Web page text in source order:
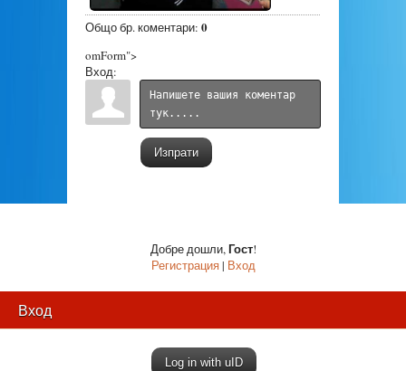
Общо бр. коментари: 0
omForm">
Вход:
Изпрати
Добре дошли,Гост!
Регистрация| Вход
Вход
Log in with uID